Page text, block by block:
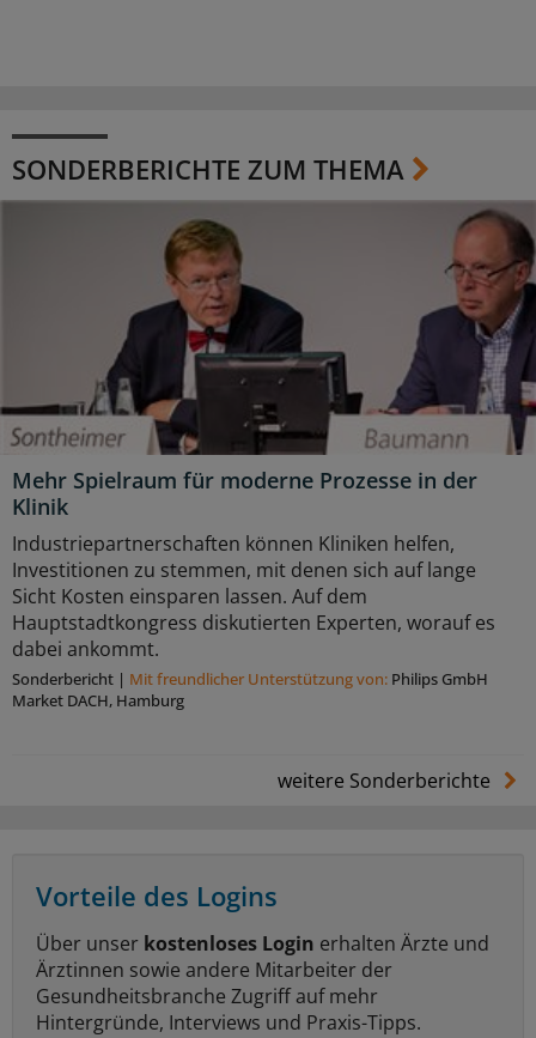
SONDERBERICHTE ZUM THEMA
Mehr Spielraum für moderne Prozesse in der
Klinik
Industriepartnerschaften können Kliniken helfen,
Investitionen zu stemmen, mit denen sich auf lange
Sicht Kosten einsparen lassen. Auf dem
Hauptstadtkongress diskutierten Experten, worauf es
dabei ankommt.
Sonderbericht | Mit freundlicher Unterstützung von: Philips GmbH
Market DACH, Hamburg
weitere Sonderberichte
Vorteile des Logins
Über unser kostenloses Login erhalten Ärzte und
Ärztinnen sowie andere Mitarbeiter der
Gesundheitsbranche Zugriff auf mehr
Hintergründe, Interviews und Praxis-Tipps.